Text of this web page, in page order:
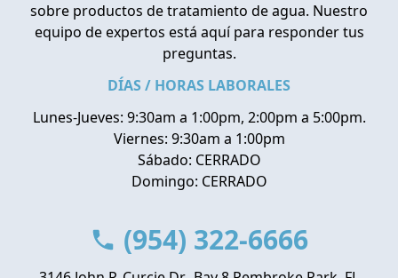
sobre productos de tratamiento de agua. Nuestro
equipo de expertos está aquí para responder tus
preguntas.
DÍAS / HORAS LABORALES
Lunes-Jueves: 9:30am a 1:00pm, 2:00pm a 5:00pm.
Viernes: 9:30am a 1:00pm
Sábado: CERRADO
Domingo: CERRADO
(954) 322-6666